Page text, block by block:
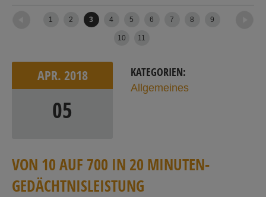
Newer posts
1 2 3 4 5 6 7 8 9
10 11
Older posts
APR. 2018
05
KATEGORIEN:
Allgemeines
VON 10AUF 700 IN 20 MINUTEN-
GEDÄCHTNISLEISTUNG